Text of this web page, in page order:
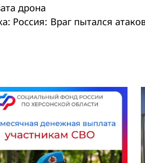
дрона
Россия: Враг пытался